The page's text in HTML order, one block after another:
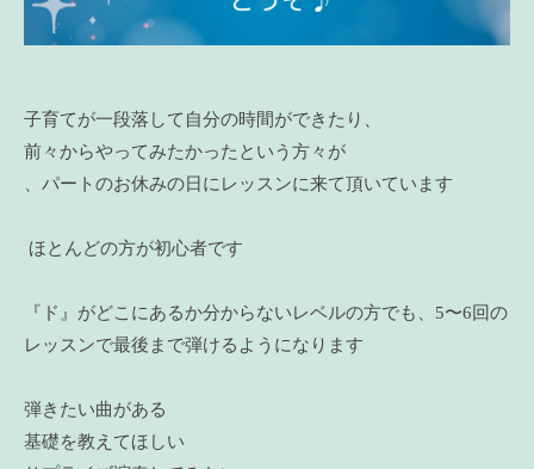
子育てが一段落して自分の時間ができたり、
前々からやってみたかったという方々が
、パートのお休みの日にレッスンに来て頂いています
ほとんどの方が初心者です
『ド』がどこにあるか分からないレベルの方でも、5〜6回の
レッスンで最後まで弾けるようになります
弾きたい曲がある
基礎を教えてほしい